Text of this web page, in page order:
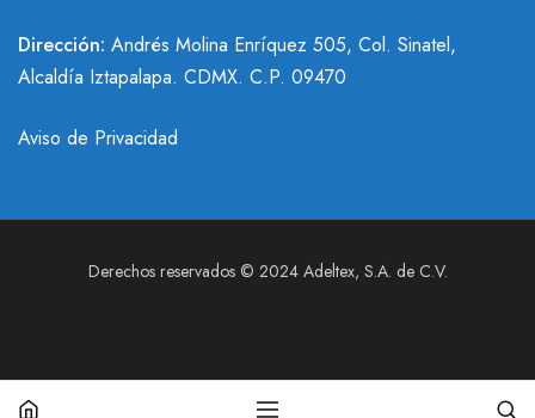
Dirección: Andrés Molina Enríquez 505, Col. Sinatel,
Alcaldía Iztapalapa. CDMX. C.P. 09470
Aviso de Privacidad
Derechos reservados © 2024 Adeltex, S.A. de C.V.